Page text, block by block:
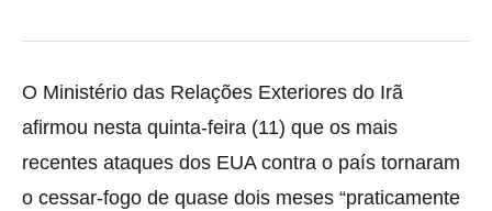
O Ministério das Relações Exteriores do Irã
afirmou nesta quinta-feira (11) que os mais
recentes ataques dos EUA contra o país tornaram
o cessar-fogo de quase dois meses “praticamente